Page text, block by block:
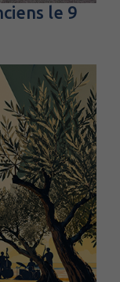
le 9